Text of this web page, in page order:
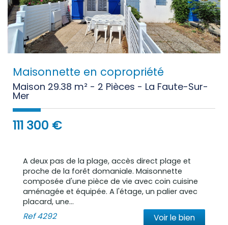
Maisonnette en copropriété
Maison 29.38 m² - 2 Pièces - La Faute-Sur-
Mer
111 300 €
A deux pas de la plage, accès direct plage et
proche de la forêt domaniale. Maisonnette
composée d'une pièce de vie avec coin cuisine
aménagée et équipée. A l'étage, un palier avec
placard, une...
Ref4292 Voir le bien